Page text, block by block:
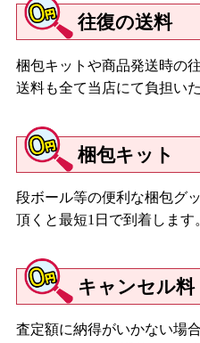
往復の送料
梱包キットや商品発送時の
送料も全て当店にて負担いた
梱包キット
段ボール等の便利な梱包グ
頂くと最短1日で到着します
キャンセル料
査定額に納得がいかない場